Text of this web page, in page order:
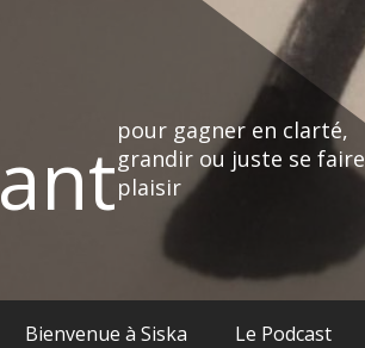
pour gagner en clarté,
grandir ou juste se faire
plaisir
Bienvenue à Siska Le Podcast